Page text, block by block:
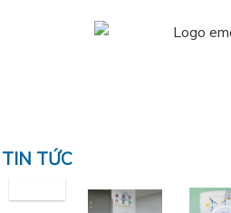
TIN TỨC